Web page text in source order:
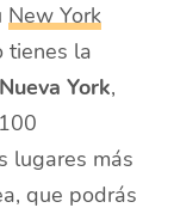
New York
tienes la
York,
lugares más
que podrás